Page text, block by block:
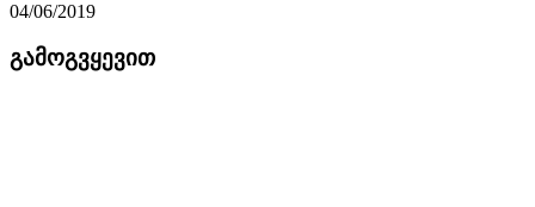
04/06/2019
გამოგვყევით